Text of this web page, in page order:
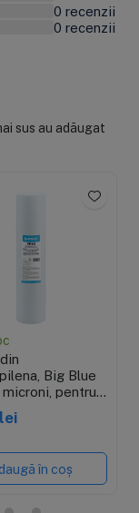
0 recenzii
0 recenzii
sus au adăugat
Big Blue
pentru
4.5"x20"
în coș